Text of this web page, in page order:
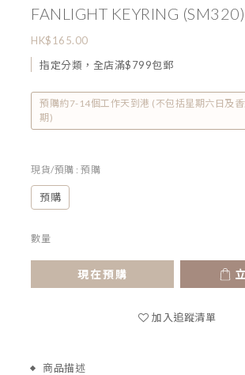
FANLIGHT KEYRING (SM320)
HK$165.00
指定分類，全店滿$799包郵
預購約7-14個工作天到港 (不包括星期六日及
期)
現貨/預購 : 預購
預購
數量
現在預購
加入追蹤清單
商品描述